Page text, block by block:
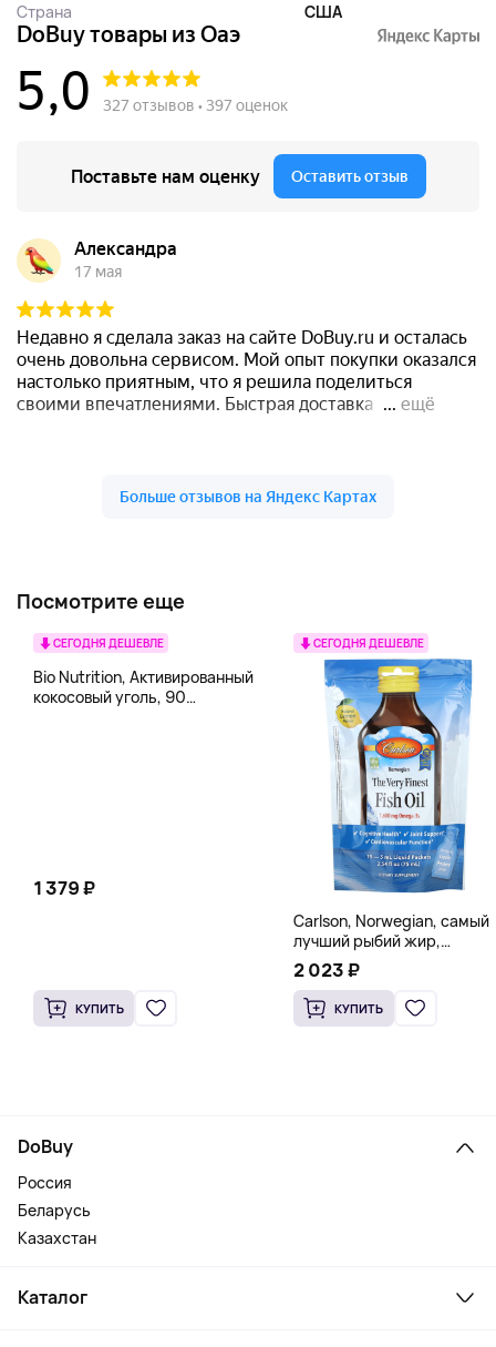
Страна
США
Посмотрите еще
СЕГОДНЯ ДЕШЕВЛЕ
Bio Nutrition, Активированный
кокосовый уголь, 90
1 379 ₽
КУПИТЬ
СЕГОДНЯ ДЕШЕВЛЕ
Carlson, Norwegian, самый
лучший рыбий жир,
натуральный лимон, 15
пакетиков (5 мл) каждый
2 023 ₽
КУПИТЬ
DoBuy
Россия
Беларусь
Казахстан
Каталог